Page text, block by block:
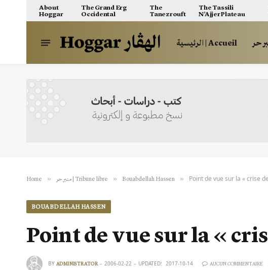
About
Hoggar
The Grand Erg
Occidental
The
Tanezrouft
The Tassili
N’Ajjer Plateau
الرئيسية | Accueil
Home » منبر حر | Tribune libre » Bouabdellah Hassen » Point de vue sur la « crise
BOUABDELLAH HASSEN
Point de vue sur la «
BY ADMINISTRATOR 2006-02-22 UPDATED: 2017-10-14 AUCUN COMMENTAIRE